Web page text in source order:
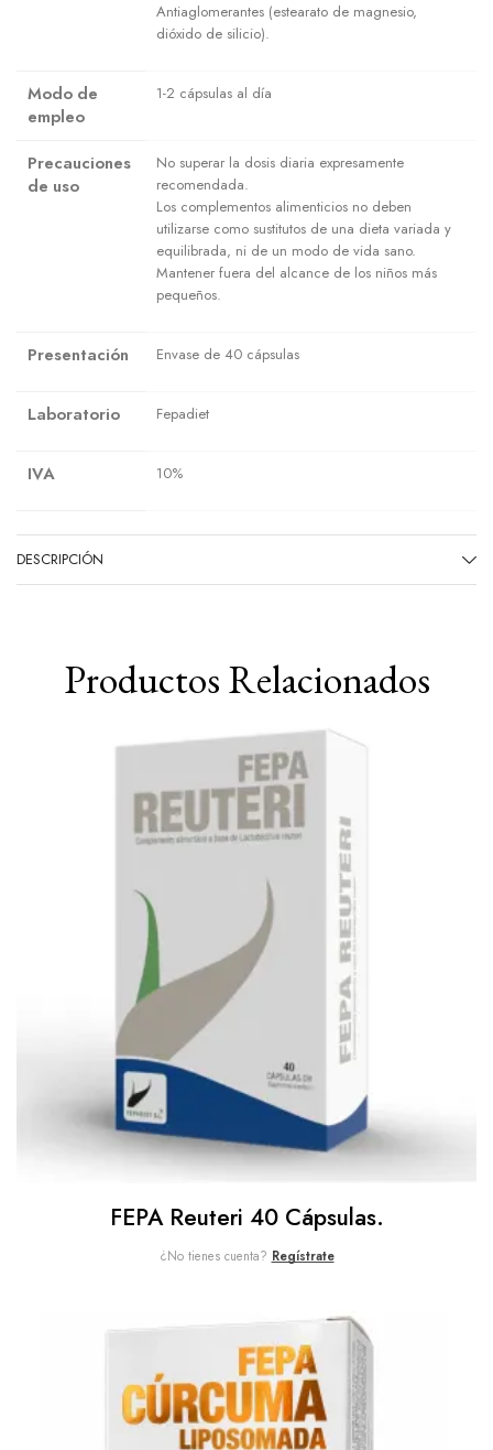
Antiaglomerantes (estearato de magnesio,
dióxido de silicio).
Modo de
empleo
1-2 cápsulas al día
Precauciones
de uso
No superar la dosis diaria expresamente
recomendada.
Los complementos alimenticios no deben
utilizarse como sustitutos de una dieta variada y
equilibrada, ni de un modo de vida sano.
Mantener fuera del alcance de los niños más
pequeños.
Presentación Envase de 40 cápsulas
Laboratorio Fepadiet
IVA 10%
DESCRIPCIÓN
Productos Relacionados
FEPA Reuteri 40 Cápsulas.
¿No tienes cuenta? Regístrate